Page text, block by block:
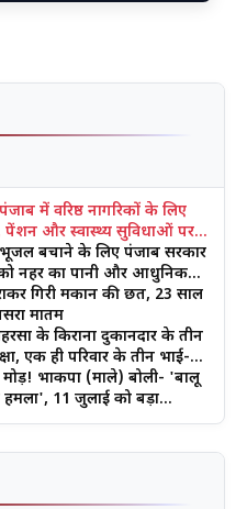
में वरिष्ठ नागरिकों के लिए
पेंशन और स्वास्थ्य सुविधाओं पर
बचाने के लिए पंजाब सरकार
नहर का पानी और आधुनिक
गिरी मकान की छत, 23 साल
मातम
के किराना दुकानदार के तीन
एक ही परिवार के तीन भाई-
मोड़! भाकपा (माले) बोली- 'बालू
हमला', 11 जुलाई को बड़ा